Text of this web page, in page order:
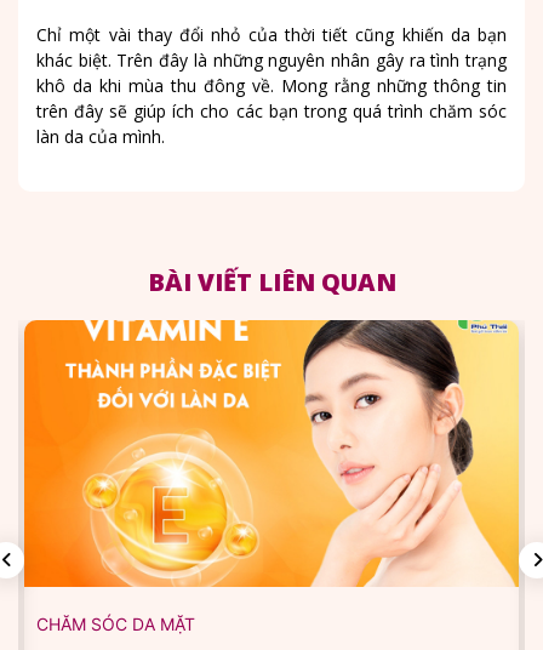
Chỉ một vài thay đổi nhỏ của thời tiết cũng khiến da bạn
khác biệt. Trên đây là những nguyên nhân gây ra tình trạng
khô da khi mùa thu đông về. Mong rằng những thông tin
trên đây sẽ giúp ích cho các bạn trong quá trình chăm sóc
làn da của mình.
BÀI VIẾT LIÊN QUAN
CHĂM SÓC DA MẶT